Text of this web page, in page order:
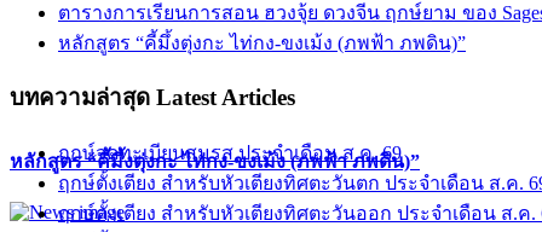
หลักสูตร “คี้มึ้งตุ่งกะ ไท่กง-ขงเม้ง (ภพฟ้า ภพดิน)”
ตารางการเรียนการสอน ฮวงจุ้ย ดวงจีน ฤกษ์ยาม ของ
หลักสูตร “คี้มึ้งตุ่งกะ ไท่กง-ขงเม้ง (ภพฟ้า ภพดิน)”
บทความล่าสุด Latest Articles
ฤกษ์จดทะเบียนสมรส ประจำเดือน ส.ค. 69
ฤกษ์ตั้งเตียง สำหรับหัวเตียงทิศตะวันตก ประจำเดือน ส.ค.
ฤกษ์ตั้งเตียง สำหรับหัวเตียงทิศตะวันออก ประจำเดือน ส.ค.